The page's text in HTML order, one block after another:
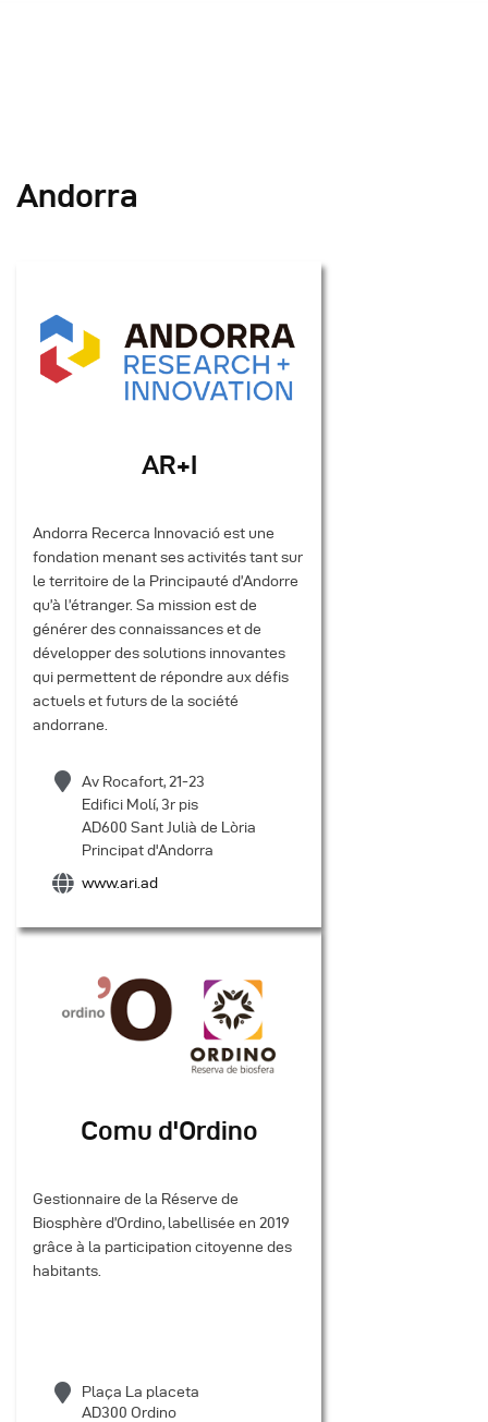
Andorra
AR+I
Andorra Recerca Innovació est une
fondation menant ses activités tant sur
le territoire de la Principauté d’Andorre
qu’à l’étranger. Sa mission est de
générer des connaissances et de
développer des solutions innovantes
qui permettent de répondre aux défis
actuels et futurs de la société
andorrane.
Av Rocafort, 21-23
Edifici Molí, 3r pis
AD600 Sant Julià de Lòria
Principat d'Andorra
www.ari.ad
Comu d'Ordino
Gestionnaire de la Réserve de
Biosphère d’Ordino, labellisée en 2019
grâce à la participation citoyenne des
habitants.
Plaça La placeta
AD300 Ordino